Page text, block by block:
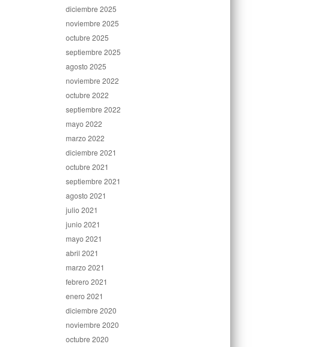
diciembre 2025
noviembre 2025
octubre 2025
septiembre 2025
agosto 2025
noviembre 2022
octubre 2022
septiembre 2022
mayo 2022
marzo 2022
diciembre 2021
octubre 2021
septiembre 2021
agosto 2021
julio 2021
junio 2021
mayo 2021
abril 2021
marzo 2021
febrero 2021
enero 2021
diciembre 2020
noviembre 2020
octubre 2020